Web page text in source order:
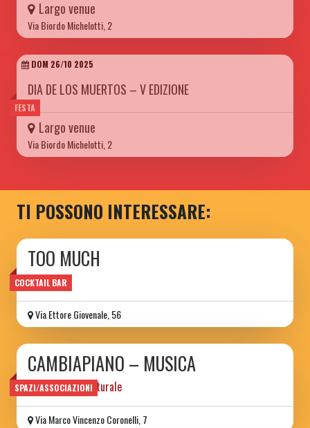
Largo venue
Via Biordo Michelotti, 2
FESTA
DOM 26/10 2025
DIA DE LOS MUERTOS – V EDIZIONE
Largo venue
Via Biordo Michelotti, 2
TI POSSONO INTERESSARE:
COCKTAIL BAR
TOO MUCH
wine bar
Via Ettore Giovenale, 56
SPAZI/ASSOCIAZIONI
CAMBIAPIANO – MUSICA
associazione culturale
Via Marco Vincenzo Coronelli, 7